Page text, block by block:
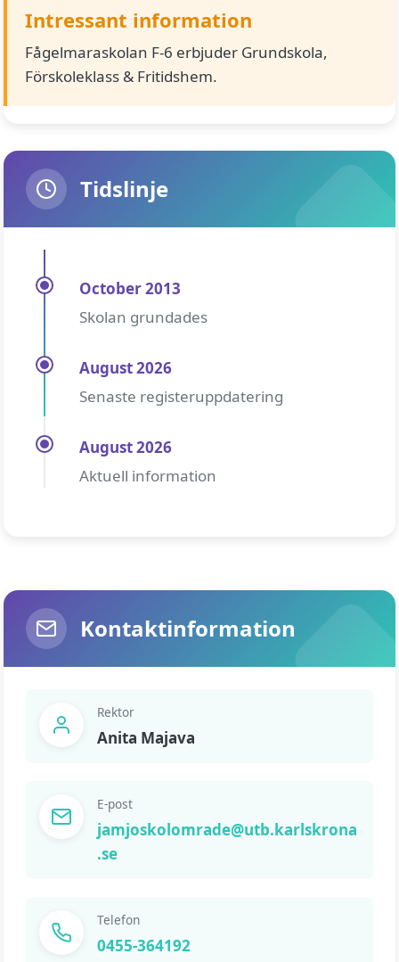
Intressant information
Fågelmaraskolan F-6 erbjuder Grundskola,
Förskoleklass & Fritidshem.
Tidslinje
October 2013
Skolan grundades
August 2026
Senaste registeruppdatering
August 2026
Aktuell information
Kontaktinformation
Rektor
Anita Majava
E-post
jamjoskolomrade@utb.karlskrona
.se
Telefon
0455-364192